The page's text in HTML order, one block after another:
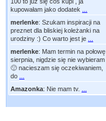
kupowałam jako dodatek
merlenke: Szukam inspiracji na
preznet dla bliskiej koleżanki na
urodziny :) Co warto jest je
merlenke: Mam termin na połowę
sierpnia, nigdzie się nie wybieram
🙂 nacieszam się oczekiwaniem,
do
Amazonka: Nie mam tv.